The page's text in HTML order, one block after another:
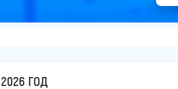
ГОД